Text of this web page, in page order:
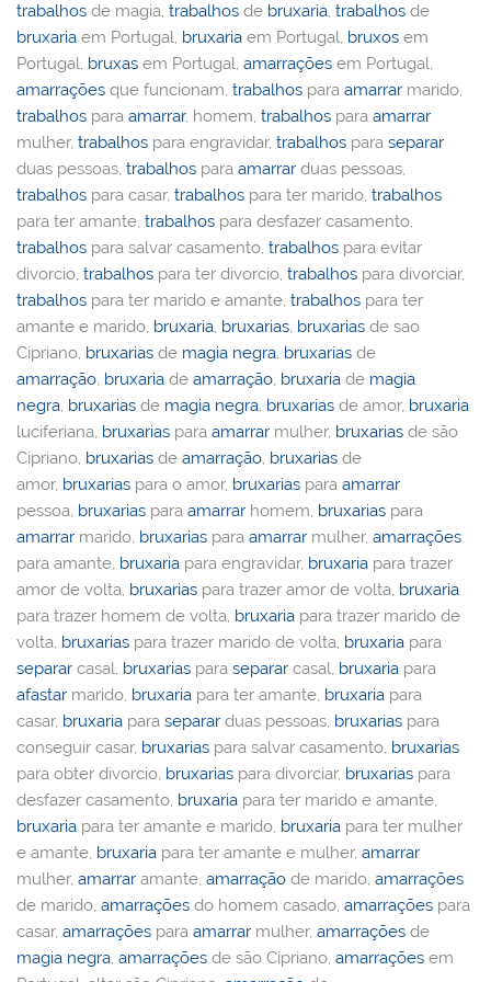
trabalhos de magia,trabalhos de bruxaria,trabalhos de
bruxaria em Portugal, bruxaria em Portugal, bruxos em
Portugal, bruxas em Portugal,amarrações em Portugal,
amarrações que funcionam,trabalhos paraamarrar marido,
trabalhos paraamarrar, homem,trabalhos paraamarrar
mulher,trabalhos para engravidar,trabalhos paraseparar
duas pessoas,trabalhos paraamarrar duas pessoas,
trabalhos para casar,trabalhos para ter marido,trabalhos
para ter amante,trabalhos para desfazer casamento,
trabalhos para salvar casamento,trabalhos para evitar
divorcio,trabalhos para ter divorcio,trabalhos para divorciar,
trabalhos para ter marido e amante,trabalhos para ter
amante e marido, bruxaria, bruxarias, bruxarias de sao
Cipriano, bruxarias de magia negra, bruxarias de
amarração, bruxaria deamarração, bruxaria de magia
negra, bruxarias de magia negra, bruxarias de amor, bruxaria
luciferiana, bruxarias paraamarrar mulher, bruxarias de são
Cipriano, bruxarias deamarração, bruxarias de
amor, bruxarias para o amor, bruxarias paraamarrar
pessoa, bruxarias paraamarrar homem, bruxarias para
amarrar marido, bruxarias paraamarrar mulher,amarrações
para amante, bruxaria para engravidar, bruxaria para trazer
amor de volta, bruxarias para trazer amor de volta, bruxaria
para trazer homem de volta, bruxaria para trazer marido de
volta, bruxarias para trazer marido de volta, bruxaria para
separar casal, bruxarias paraseparar casal, bruxaria para
afastar marido, bruxaria para ter amante, bruxaria para
casar, bruxaria paraseparar duas pessoas, bruxarias para
conseguir casar, bruxarias para salvar casamento, bruxarias
para obter divorcio, bruxarias para divorciar, bruxarias para
desfazer casamento, bruxaria para ter marido e amante,
bruxaria para ter amante e marido, bruxaria para ter mulher
e amante, bruxaria para ter amante e mulher,amarrar
mulher,amarrar amante,amarração de marido,amarrações
de marido,amarrações do homem casado,amarrações para
casar,amarrações paraamarrar mulher,amarrações de
magia negra,amarrações de são Cipriano,amarrações em